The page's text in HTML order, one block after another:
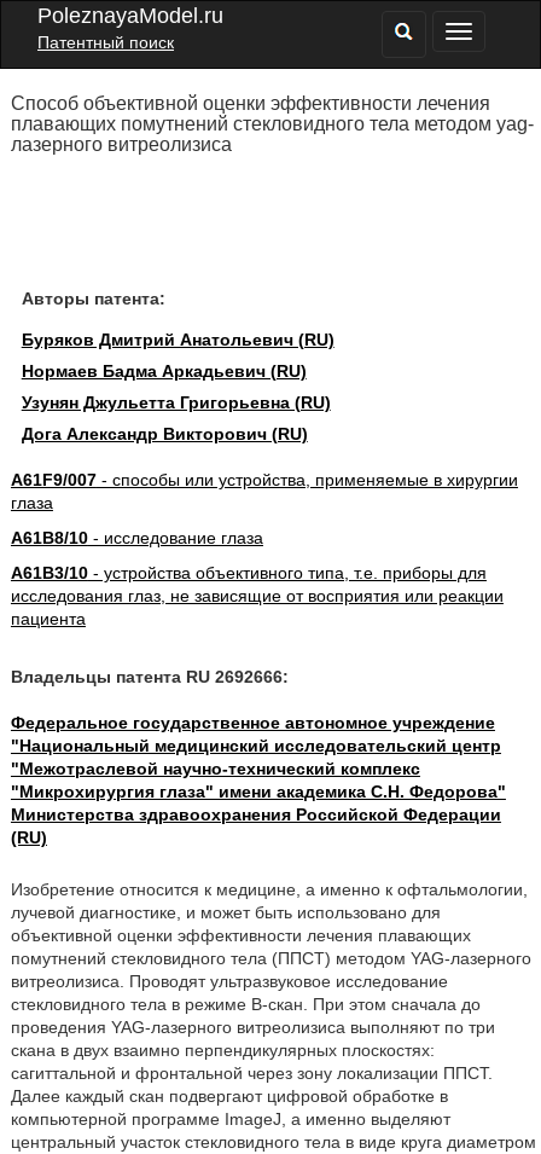
PoleznayaModel.ru
Патентный поиск
Способ объективной оценки эффективности лечения
плавающих помутнений стекловидного тела методом yag-
лазерного витреолизиса
Авторы патента:
Буряков Дмитрий Анатольевич (RU)
Нормаев Бадма Аркадьевич (RU)
Узунян Джульетта Григорьевна (RU)
Дога Александр Викторович (RU)
A61F9/007- способы или устройства, применяемые в хирургии
глаза
A61B8/10- исследование глаза
A61B3/10- устройства объективного типа, т.е. приборы для
исследования глаз, не зависящие от восприятия или реакции
пациента
Владельцы патента RU 2692666:
Федеральное государственное автономное учреждение
"Национальный медицинский исследовательский центр
"Межотраслевой научно-технический комплекс
"Микрохирургия глаза" имени академика С.Н. Федорова"
Министерства здравоохранения Российской Федерации
(RU)
Изобретение относится к медицине, а именно к офтальмологии,
лучевой диагностике, и может быть использовано для
объективной оценки эффективности лечения плавающих
помутнений стекловидного тела (ППСТ) методом YAG-лазерного
витреолизиса. Проводят ультразвуковое исследование
стекловидного тела в режиме В-скан. При этом сначала до
проведения YAG-лазерного витреолизиса выполняют по три
скана в двух взаимно перпендикулярных плоскостях:
сагиттальной и фронтальной через зону локализации ППСТ.
Далее каждый скан подвергают цифровой обработке в
компьютерной программе ImageJ, а именно выделяют
центральный участок стекловидного тела в виде круга диаметром